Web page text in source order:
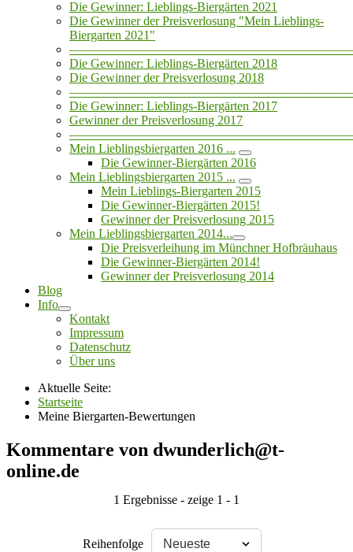
Die Gewinner: Lieblings-Biergärten 2021
Die Gewinner der Preisverlosung "Mein Lieblings-
Biergarten 2021"
Die Gewinner: Lieblings-Biergärten 2018
Die Gewinner der Preisverlosung 2018
Die Gewinner: Lieblings-Biergärten 2017
Gewinner der Preisverlosung 2017
Mein Lieblingsbiergarten 2016 ...
Die Gewinner-Biergärten 2016
Mein Lieblingsbiergarten 2015 ...
Mein Lieblings-Biergarten 2015
Die Gewinner-Biergärten 2015!
Gewinner der Preisverlosung 2015
Mein Lieblingsbiergarten 2014...
Die Preisverleihung im Münchner Hofbräuhaus
Die Gewinner-Biergärten 2014!
Gewinner der Preisverlosung 2014
Blog
Info
Kontakt
Impressum
Datenschutz
Über uns
Aktuelle Seite:
Startseite
Meine Biergarten-Bewertungen
Kommentare von dwunderlich@t-
online.de
1 Ergebnisse - zeige 1 - 1
Reihenfolge